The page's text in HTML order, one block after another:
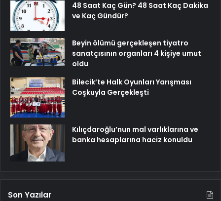
48 Saat Kaç Gün? 48 Saat Kaç Dakika
ve Kaç Gündür?
Beyin ölümü gerçekleşen tiyatro
sanatçısının organları 4 kişiye umut
oldu
Bilecik’te Halk Oyunları Yarışması
Coşkuyla Gerçekleşti
Kılıçdaroğlu’nun mal varlıklarına ve
banka hesaplarına haciz konuldu
Son Yazılar